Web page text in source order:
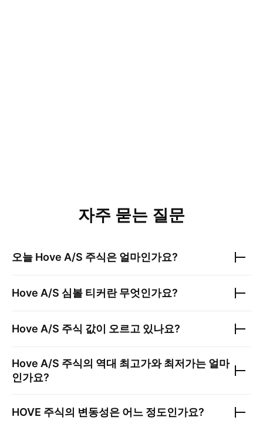
자주 묻는 질문
오늘 Hove A/S 주식은 얼마인가요?
Hove A/S 심볼 티커란 무엇인가요?
Hove A/S 주식 값이 오르고 있나요?
Hove A/S 주식의 역대 최고가와 최저가는 얼마
인가요?
HOVE 주식의 변동성은 어느 정도인가요?